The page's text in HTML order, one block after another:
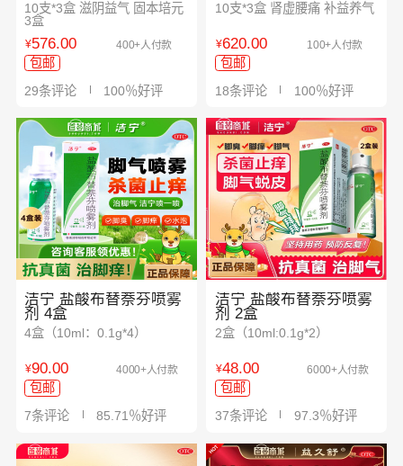
10支*3盒 滋阴益气 固本培元
3盒
¥576.00 400+人付款
包邮
29条评论
100％好评
10支*3盒 肾虚腰痛 补益养气
¥620.00 100+人付款
包邮
18条评论
100％好评
洁宁 盐酸布替萘芬喷雾
剂 4盒
4盒（10ml：0.1g*4）
¥90.00 4000+人付款
包邮
7条评论
85.71％好评
洁宁 盐酸布替萘芬喷雾
剂 2盒
2盒（10ml:0.1g*2）
¥48.00 6000+人付款
包邮
37条评论
97.3％好评